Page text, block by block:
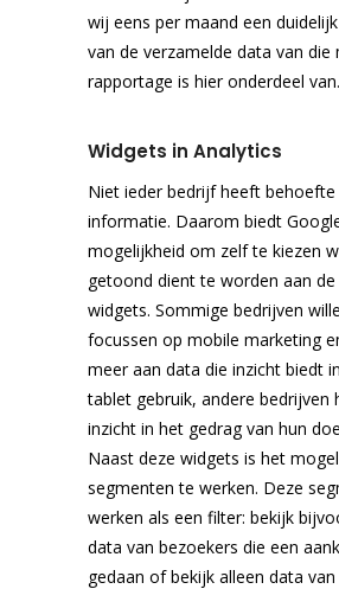
wij eens per maand een
van de verzamelde data van die
rapportage is hier onderdeel van.
Widgets in Analytics
Niet ieder bedrijf heeft behoefte
informatie. Daarom biedt
mogelijkheid om zelf te kiezen
getoond dient te worden aan de
widgets. Sommige bedrijven
focussen op mobile marketing
meer aan data die inzicht biedt
tablet gebruik, andere bedrijven
inzicht in het gedrag van hun
Naast deze widgets is het
segmenten te werken. Deze
werken als een filter: bekijk
data van bezoekers die een
gedaan of bekijk alleen data